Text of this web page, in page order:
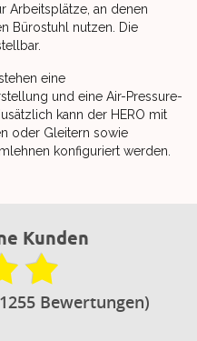
Arbeitsplätze, an denen
Bürostuhl nutzen. Die
eine
und eine Air-Pressure-
kann der HERO mit
oder Gleitern sowie
konfiguriert werden.
Kunden
Bewertungen)